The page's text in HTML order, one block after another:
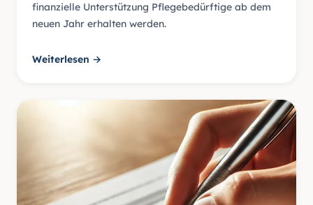
finanzielle Unterstützung Pflegebedürftige ab dem
neuen Jahr erhalten werden.
Weiterlesen →